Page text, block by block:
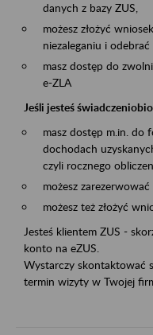
danych z bazy ZUS,
możesz złożyć
niezaleganiu i odebrać
masz dostęp do
e-ZLA
Jeśli jesteś
masz dostęp m.in. do
dochodach
czyli rocznego
możesz zarezerwować
możesz też złożyć
Jesteś klientem ZUS -
konto na eZUS.
Wystarczy skontaktować
termin wizyty w Twojej